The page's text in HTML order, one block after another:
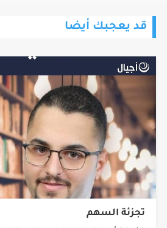
قد يعجبك أيضا
تجزئة السهم